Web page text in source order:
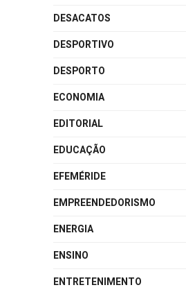
DESACATOS
DESPORTIVO
DESPORTO
ECONOMIA
EDITORIAL
EDUCAÇÃO
EFEMÉRIDE
EMPREENDEDORISMO
ENERGIA
ENSINO
ENTRETENIMENTO